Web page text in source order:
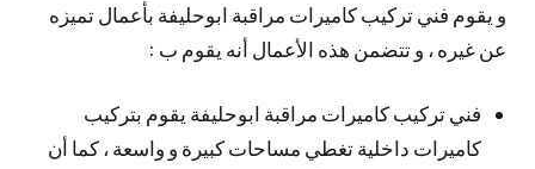
و يقوم فني تركيب كاميرات مراقبة ابوحليفة بأعمال تميزه
عن غيره ، و تتضمن هذه الأعمال أنه يقوم ب :
فني تركيب كاميرات مراقبة ابوحليفة يقوم بتركيب
كاميرات داخلية تغطي مساحات كبيرة و واسعة ، كما أن